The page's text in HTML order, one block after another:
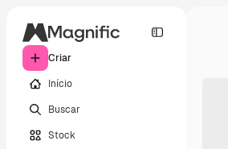
Criar
Início
Buscar
Stock